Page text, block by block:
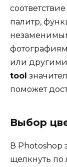
палитр,
или другими
tool
поможет
Выбор
В Photoshop
щелкнуть по